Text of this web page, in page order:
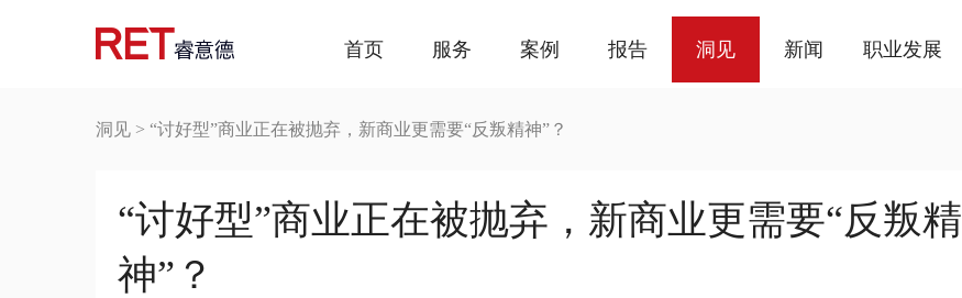
首页 服务 案例 报告 洞见 新闻 职业发展
洞见 > “讨好型”商业正在被抛弃，新商业更需要“反叛精神”？
“讨好型”商业正在被抛弃，新商业更需要“反叛精
神”？